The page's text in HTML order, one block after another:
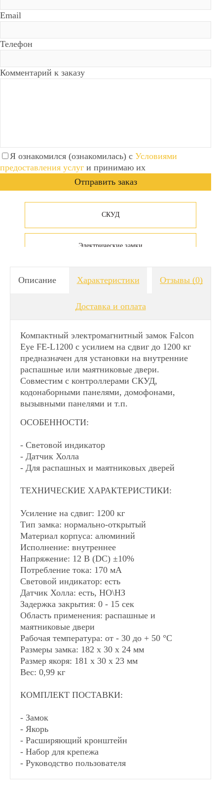
Email
Телефон
Комментарий к заказу
Я ознакомился (ознакомилась) с Условиями
предоставления услуг и принимаю их
СКУД
Электрические замки
Описание Характеристики Отзывы(0)
Доставка и оплата
Компактный электромагнитный замок Falcon
Eye FE-L1200 с усилием на сдвиг до 1200 кг
предназначен для установки на внутренние
распашные или маятниковые двери.
Совместим с контроллерами СКУД,
кодонаборными панелями, домофонами,
вызывными панелями и т.п.
ОСОБЕННОСТИ:
- Световой индикатор
- Датчик Холла
- Для распашных и маятниковых дверей
ТЕХНИЧЕСКИЕ ХАРАКТЕРИСТИКИ:
Усиление на сдвиг: 1200 кг
Тип замка: нормально-открытый
Материал корпуса: алюминий
Исполнение: внутреннее
Напряжение: 12 В (DC) ±10%
Потребление тока: 170 мА
Световой индикатор: есть
Датчик Холла: есть, НО\НЗ
Задержка закрытия: 0 - 15 сек
Область применения: распашные и
маятниковые двери
Рабочая температура: от - 30 до + 50 °С
Размеры замка: 182 х 30 х 24 мм
Размер якоря: 181 х 30 х 23 мм
Вес: 0,99 кг
КОМПЛЕКТ ПОСТАВКИ:
- Замок
- Якорь
- Расширяющий кронштейн
- Набор для крепежа
- Руководство пользователя